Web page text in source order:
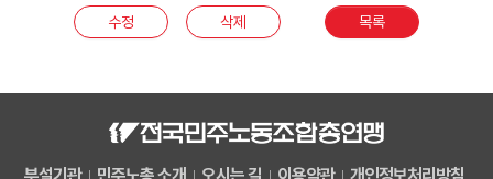
수정 삭제 목록